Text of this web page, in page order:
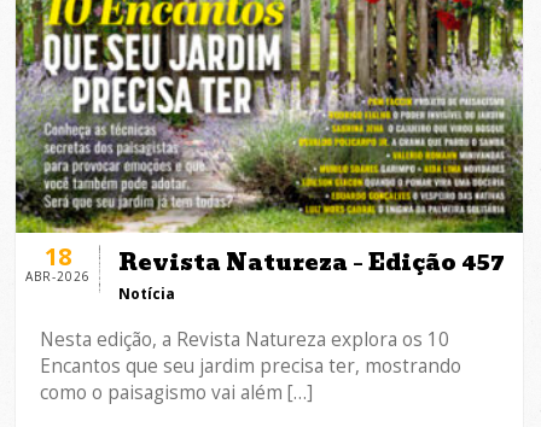
18
ABR-2026 Revista Natureza – Edição 457
Notícia
Nesta edição, a Revista Natureza explora os 10
Encantos que seu jardim precisa ter, mostrando
como o paisagismo vai além […]